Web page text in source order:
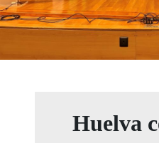
Huelva